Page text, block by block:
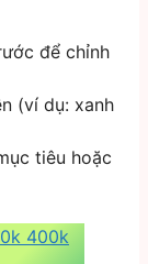
để chỉnh
(ví dụ: xanh
tiêu hoặc
400k